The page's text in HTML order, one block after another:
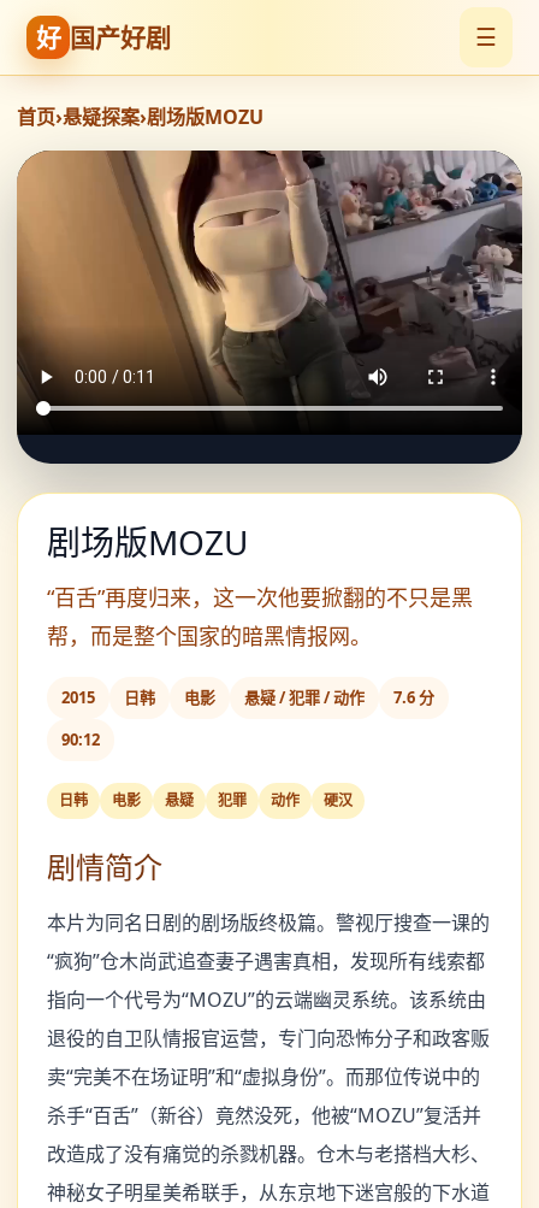
好 国产好剧 ☰
首页›悬疑探案›剧场版MOZU
剧场版MOZU
“百舌”再度归来，这一次他要掀翻的不只是黑
帮，而是整个国家的暗黑情报网。
2015 日韩 电影 悬疑 / 犯罪 / 动作
7.6 分
90:12
日韩 电影 悬疑 犯罪 动作 硬汉
剧情简介
本片为同名日剧的剧场版终极篇。警视厅搜查一课的
“疯狗”仓木尚武追查妻子遇害真相，发现所有线索都
指向一个代号为“MOZU”的云端幽灵系统。该系统由
退役的自卫队情报官运营，专门向恐怖分子和政客贩
卖“完美不在场证明”和“虚拟身份”。而那位传说中的
杀手“百舌”（新谷）竟然没死，他被“MOZU”复活并
改造成了没有痛觉的杀戮机器。仓木与老搭档大杉、
神秘女子明星美希联手，从东京地下迷宫般的下水道